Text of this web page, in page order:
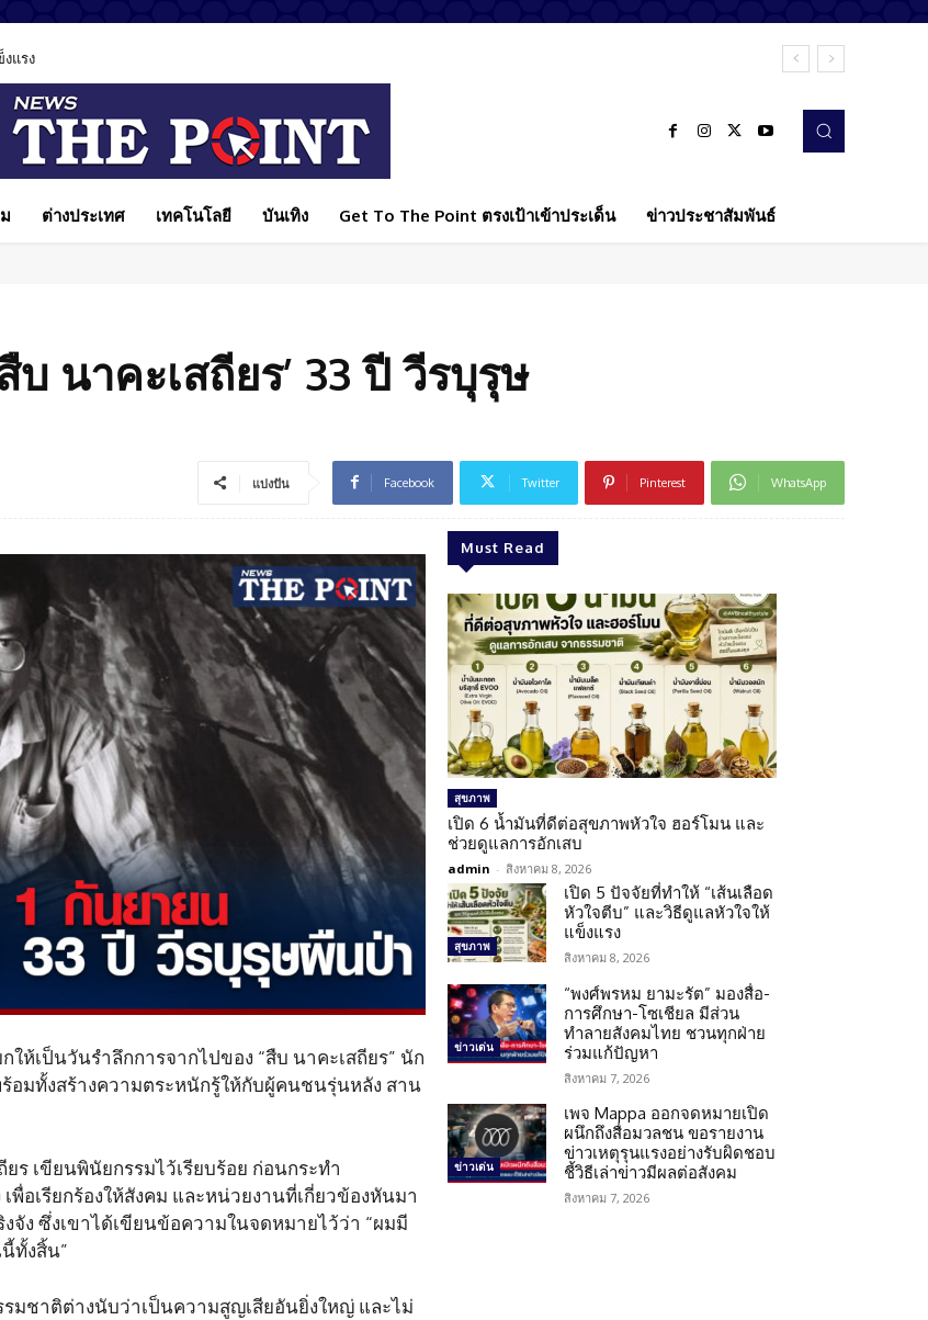
แรง
ต่างประเทศ เทคโนโลยี บันเทิง Get To The Point ตรงเป้าเข้าประเด็น ข่าวประชาสัมพันธ์
นาคะเสถียร’ 33 ปี วีรบุรุษ
แบ่งปัน Facebook Twitter Pinterest WhatsApp
ห้เป็นวันรำลึกการจากไปของ “สืบ นาคะเสถียร” นัก
อมทั้งสร้างความตระหนักรู้ให้กับผู้คนชนรุ่นหลัง สาน
ร เขียนพินัยกรรมไว้เรียบร้อย ก่อนกระทำ
อเรียกร้องให้สังคม และหน่วยงานที่เกี่ยวข้องหันมา
ง ซึ่งเขาได้เขียนข้อความในจดหมายไว้ว่า “ผมมี
ทั้งสิ้น”
มชาติต่างนับว่าเป็นความสูญเสียอันยิ่งใหญ่ และไม่
Must Read
สุขภาพ
เปิด 6 น้ำมันที่ดีต่อสุขภาพหัวใจ ฮอร์โมน และ
ช่วยดูแลการอักเสบ
admin - สิงหาคม 8, 2026
สุขภาพ
เปิด 5 ปัจจัยที่ทำให้ “เส้นเลือด
หัวใจตีบ” และวิธีดูแลหัวใจให้
แข็งแรง
สิงหาคม 8, 2026
ข่าวเด่น
“พงศ์พรหม ยามะรัต” มองสื่อ-
การศึกษา-โซเชียล มีส่วน
ทำลายสังคมไทย ชวนทุกฝ่าย
ร่วมแก้ปัญหา
สิงหาคม 7, 2026
ข่าวเด่น
เพจ Mappa ออกจดหมายเปิด
ผนึกถึงสื่อมวลชน ขอรายงาน
ข่าวเหตุรุนแรงอย่างรับผิดชอบ
ชี้วิธีเล่าข่าวมีผลต่อสังคม
สิงหาคม 7, 2026